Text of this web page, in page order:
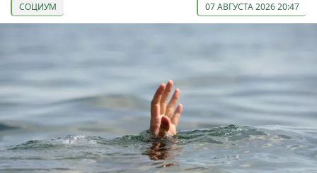
СОЦИУМ 07 АВГУСТА 2026 20:47